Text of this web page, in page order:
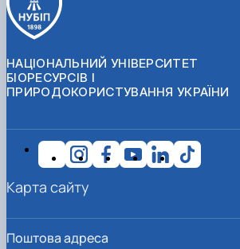
НАЦІОНАЛЬНИЙ УНІВЕРСИТЕТ
БІОРЕСУРСІВ І
ПРИРОДОКОРИСТУВАННЯ УКРАЇНИ
Поштова адреса
Карта сайту